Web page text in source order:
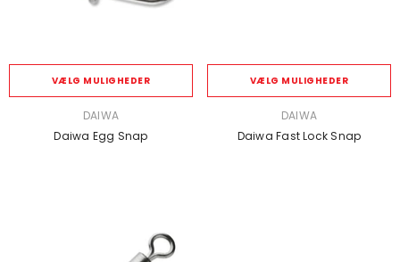
VÆLG MULIGHEDER
DAIWA
Daiwa Egg Snap
VÆLG MULIGHEDER
DAIWA
Daiwa Fast Lock Snap